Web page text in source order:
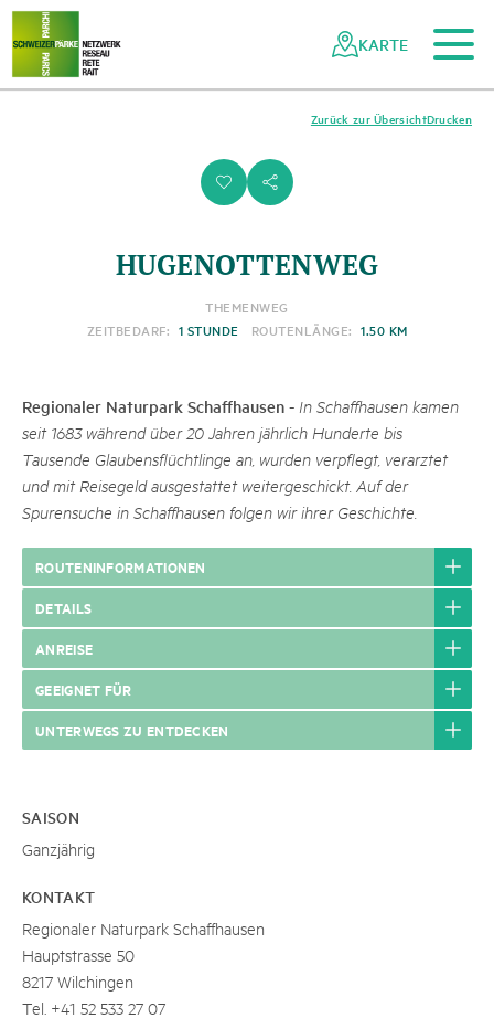
Navigieren
Netzwerk
Schweizer
Schnellnavigation
Zum Hauptinhalt
Zur mobilen Navigation
Zur Suche
Zum Fussbereich
Zur Sitemap
KARTE
i s
Drucken
Zurück zur Übersicht
HUGENOTTENWEG
THEMENWEG
ZEITBEDARF: 1 STUNDE ROUTENLÄNGE: 1.50 KM
Regionaler Naturpark Schaffhausen - In Schaffhausen kamen
seit 1683 während über 20 Jahren jährlich Hunderte bis
Tausende Glaubensflüchtlinge an, wurden verpflegt, verarztet
und mit Reisegeld ausgestattet weitergeschickt. Auf der
Spurensuche in Schaffhausen folgen wir ihrer Geschichte.
ROUTENINFORMATIONEN
DETAILS
ANREISE
GEEIGNET FÜR
UNTERWEGS ZU ENTDECKEN
SAISON
Ganzjährig
KONTAKT
Regionaler Naturpark Schaffhausen
Hauptstrasse 50
8217 Wilchingen
Tel. +41 52 533 27 07